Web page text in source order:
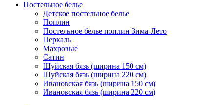
Постельное белье
Детское постельное белье
Поплин
Постельное белье поплин Зима-Лето
Перкаль
Махровые
Сатин
Шуйская бязь (ширина 150 см)
Шуйская бязь (ширина 220 см)
Ивановская бязь (ширина 150 см)
Ивановская бязь (ширина 220 см)